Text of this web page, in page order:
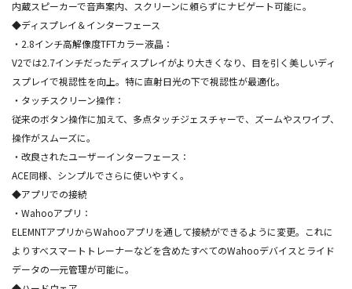
内蔵スピーカーで音声案内、スクリーンに頼らずにナビゲート可能に。
◆ディスプレイ＆インターフェース
・2.8インチ高解像度TFTカラー液晶：
V2では2.7インチだったディスプレイがより大きくなり、目を引く美しいディ
スプレイで視認性を向上。特に直射日光の下で視認性が最適化。
・タッチスクリーン操作：
従来のボタン操作に加えて、多点タッチジェスチャーで、ズームやスワイプ、
操作がスムーズに。
・改良されたユーザーインターフェース：
ACE同様、シンプルでさらに使いやすく。
◆アプリでの接続
・Wahooアプリ：
ELEMNTアプリからWahooアプリを通して接続ができるように変更。これに
よりすべスマートトレーナーなどを含めたすべてのWahooデバイスとライド
データの一元管理が可能に。